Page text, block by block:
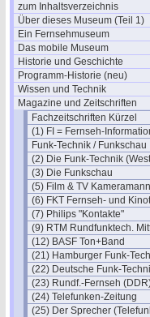
zum Inhaltsverzeichnis
Über dieses Museum (Teil 1)
Ein Fernsehmuseum
Das mobile Museum
Historie und Geschichte
Programm-Historie (neu)
Wissen und Technik
Magazine und Zeitschriften
Fachzeitschriften Kürzel
(1) FI = Fernseh-
Funk-Technik / Funkschau
(2) Die Funk-Technik
(3) Die Funkschau
(5) Film & TV Kameramann
(6) FKT Fernseh- und
(7) Philips "Kontakte"
(9) RTM Rundfunktech.
(12) BASF Ton+Band
(21) Hamburger Funk-
(22) Deutsche Funk-
(23) Rundf.-Fernseh
(24) Telefunken-Zeitung
(25) Der Sprecher